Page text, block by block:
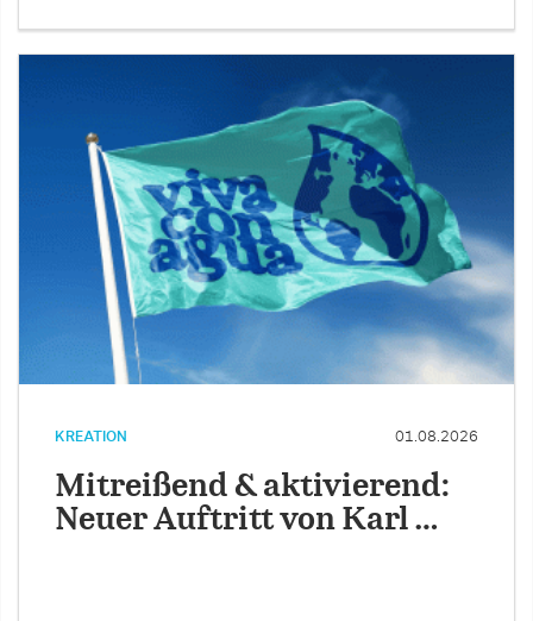
KREATION 01.08.2026
Mitreißend & aktivierend:
Neuer Auftritt von Karl …